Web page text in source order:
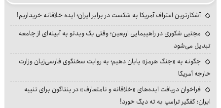
آشکارترین اعتراف آمریکا به شکست در برابر ایران؛ ایده خلاقانه خریداریم!
مجتبی شکوری در راهپیمایی اربعین؛ وقتی یک ویدئو به آیینه‌ای از جامعه
تبدیل می‌شود
چگونه به «جنگ هرمز» پایان دهیم؛ به روایت سخنگوی فارسی‌زبان وزارت
خارجه آمریکا
فراخوان دریافت ایده‌های «خلاقانه و نامتعارف» در پنتاگون برای تنبیه
ایران؛ کفگیر ترامپ به ته دیگ خورد!